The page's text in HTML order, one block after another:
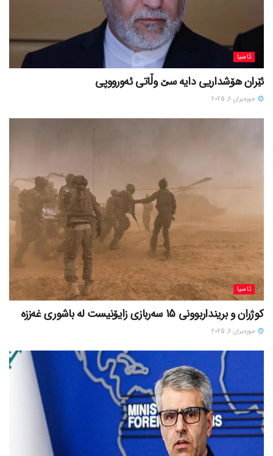
ئاسیا
ئێران هۆشداریی دایە سێ وڵاتی ئەورووپی
حوزه‌یران 6, 2025
ئاسیا
کوژران و برینداربوونی 15 سەربازی زایۆنیست لە باشوری غەززە
حوزه‌یران 6, 2025